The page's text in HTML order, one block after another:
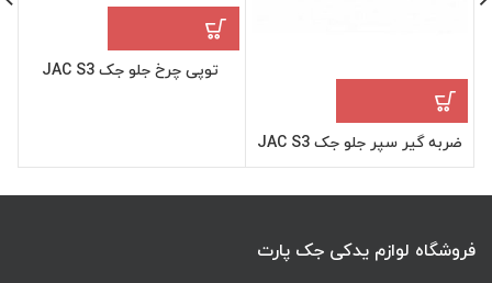
ضربه گیر سپر جلو جک JAC S3
توپی چرخ جلو جک JAC S3
فروشگاه لوازم یدکی جک پارت